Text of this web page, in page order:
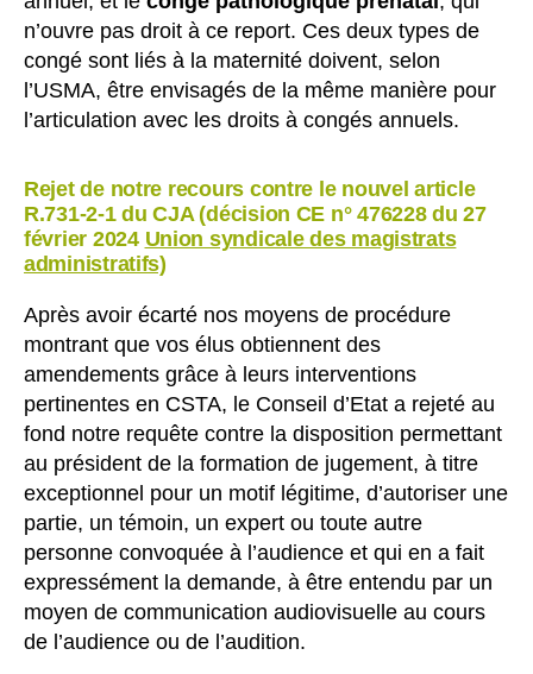
n’ouvre pas droit à ce report. Ces deux types de
congé sont liés à la maternité doivent, selon
l’USMA, être envisagés de la même manière pour
l’articulation avec les droits à congés annuels.
Rejet de notre recours contre le nouvel article
R.731-2-1 du CJA (décision CE n° 476228 du 27
février 2024 Union syndicale des magistrats
administratifs)
Après avoir écarté nos moyens de procédure
montrant que vos élus obtiennent des
amendements grâce à leurs interventions
pertinentes en CSTA, le Conseil d’Etat a rejeté au
fond notre requête contre la disposition permettant
au président de la formation de jugement, à titre
exceptionnel pour un motif légitime, d’autoriser une
partie, un témoin, un expert ou toute autre
personne convoquée à l’audience et qui en a fait
expressément la demande, à être entendu par un
moyen de communication audiovisuelle au cours
de l’audience ou de l’audition.